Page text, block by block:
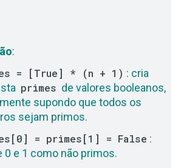
:
= [True] * (n + 1) : cria
primes de valores booleanos,
supondo que todos os
sejam primos.
= primes[1] = False :
0 e 1 como não primos.